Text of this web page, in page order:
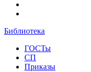
Библиотека
ГОСТы
СП
Приказы